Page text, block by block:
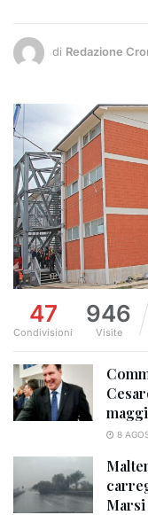
di Redazione
47
Condivisioni
946
Visite
8
Marsi